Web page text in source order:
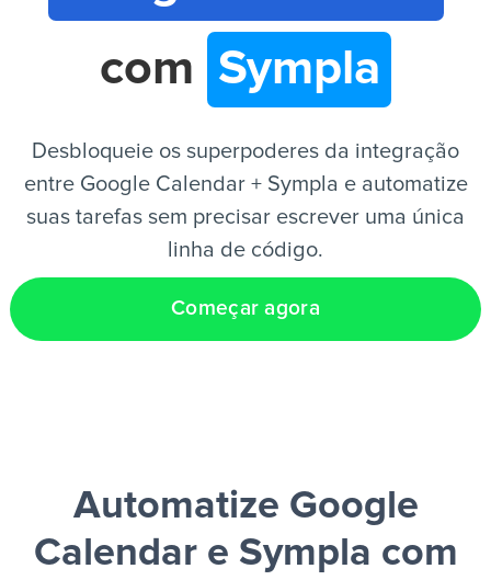
PT
com Sympla
Desbloqueie os superpoderes da integração
entre Google Calendar + Sympla e automatize
suas tarefas sem precisar escrever uma única
linha de código.
Começar agora
Automatize Google
Calendar e Sympla com